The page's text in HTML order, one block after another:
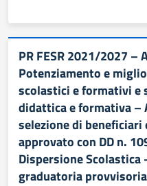
PR FESR 2021/2027 –
Potenziamento e
scolastici e formativi e
didattica e formativa –
selezione di beneficiari
approvato con DD n.
Dispersione Scolastica
graduatoria